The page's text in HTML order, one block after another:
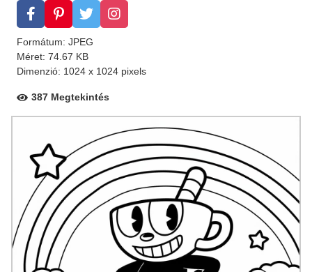
Formátum: JPEG
Méret: 74.67 KB
Dimenzió: 1024 x 1024 pixels
387 Megtekintés